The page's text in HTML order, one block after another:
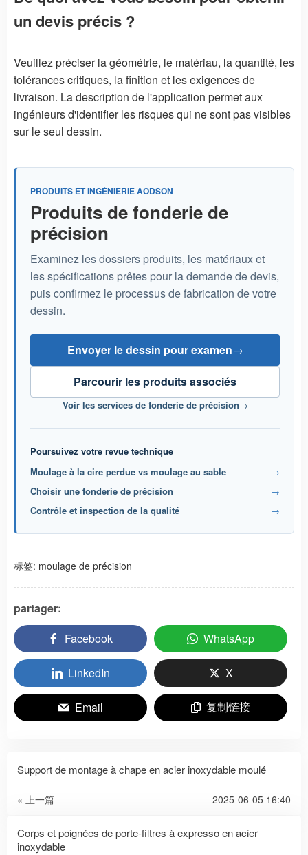
un devis précis ?
Veuillez préciser la géométrie, le matériau, la quantité, les
tolérances critiques, la finition et les exigences de
livraison. La description de l'application permet aux
ingénieurs d'identifier les risques qui ne sont pas visibles
sur le seul dessin.
PRODUITS ET INGÉNIERIE AODSON
Produits de fonderie de
précision
Examinez les dossiers produits, les matériaux et
les spécifications prêtes pour la demande de devis,
puis confirmez le processus de fabrication de votre
dessin.
Envoyer le dessin pour examen→
Parcourir les produits associés
Voir les services de fonderie de précision→
Poursuivez votre revue technique
Moulage à la cire perdue vs moulage au sable
→
Choisir une fonderie de précision
→
Contrôle et inspection de la qualité
→
标签: moulage de précision
partager:
Facebook
WhatsApp
LinkedIn X
Email 复制链接
Support de montage à chape en acier inoxydable moulé
« 上一篇 2025-06-05 16:40
Corps et poignées de porte-filtres à expresso en acier
inoxydable